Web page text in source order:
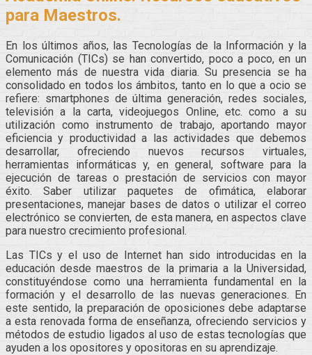
para Maestros.
En los últimos años, las Tecnologías de la Información y la
Comunicación (TICs) se han convertido, poco a poco, en un
elemento más de nuestra vida diaria. Su presencia se ha
consolidado en todos los ámbitos, tanto en lo que a ocio se
refiere: smartphones de última generación, redes sociales,
televisión a la carta, videojuegos Online, etc. como a su
utilización como instrumento de trabajo, aportando mayor
eficiencia y productividad a las actividades que debemos
desarrollar, ofreciendo nuevos recursos virtuales,
herramientas informáticas y, en general, software para la
ejecución de tareas o prestación de servicios con mayor
éxito. Saber utilizar paquetes de ofimática, elaborar
presentaciones, manejar bases de datos o utilizar el correo
electrónico se convierten, de esta manera, en aspectos clave
para nuestro crecimiento profesional.
Las TICs y el uso de Internet han sido introducidas en la
educación desde maestros de la primaria a la Universidad,
constituyéndose como una herramienta fundamental en la
formación y el desarrollo de las nuevas generaciones. En
este sentido, la preparación de oposiciones debe adaptarse
a esta renovada forma de enseñanza, ofreciendo servicios y
métodos de estudio ligados al uso de estas tecnologías que
ayuden a los opositores y opositoras en su aprendizaje.